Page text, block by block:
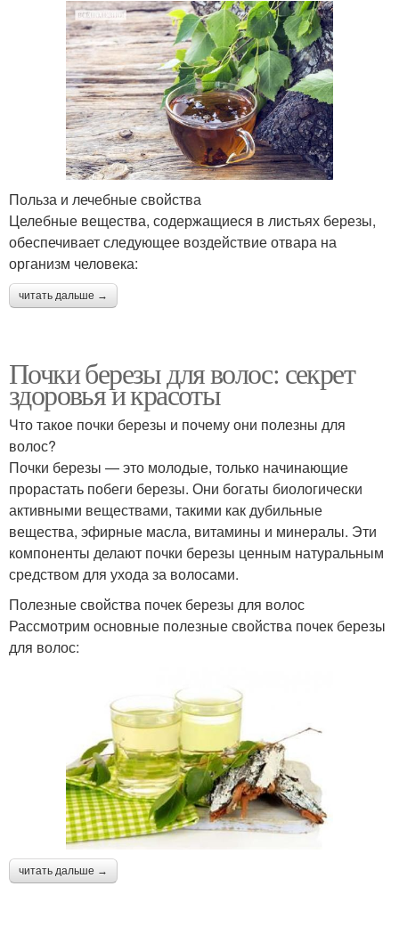
Польза и лечебные свойства
Целебные вещества, содержащиеся в листьях березы,
обеспечивает следующее воздействие отвара на
организм человека:
читать дальше →
Почки березы для волос: секрет
здоровья и красоты
Что такое почки березы и почему они полезны для
волос?
Почки березы — это молодые, только начинающие
прорастать побеги березы. Они богаты биологически
активными веществами, такими как дубильные
вещества, эфирные масла, витамины и минералы. Эти
компоненты делают почки березы ценным натуральным
средством для ухода за волосами.
Полезные свойства почек березы для волос
Рассмотрим основные полезные свойства почек березы
для волос:
читать дальше →